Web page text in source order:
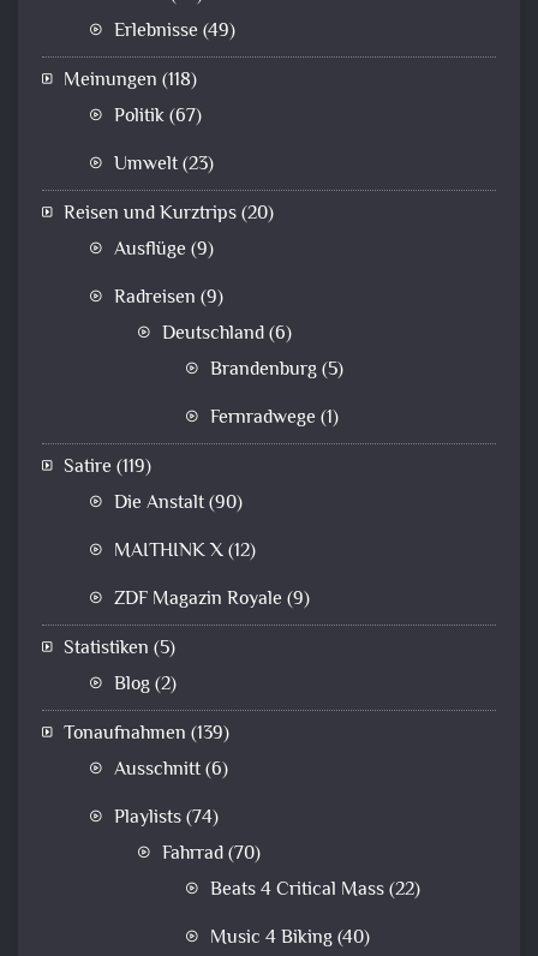
Erlebnisse (49)
Meinungen (118)
Politik(67)
Umwelt(23)
Reisen und Kurztrips(20)
Ausflüge (9)
Radreisen (9)
Deutschland(6)
Brandenburg(5)
Fernradwege (1)
Satire (119)
Die Anstalt(90)
MAITHINK X(12)
ZDF Magazin Royale (9)
Statistiken (5)
Blog(2)
Tonaufnahmen (139)
Ausschnitt(6)
Playlists(74)
Fahrrad(70)
Beats 4 Critical Mass(22)
Music 4 Biking(40)